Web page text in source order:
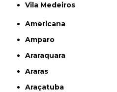
Vila Medeiros
Americana
Amparo
Araraquara
Araras
Araçatuba